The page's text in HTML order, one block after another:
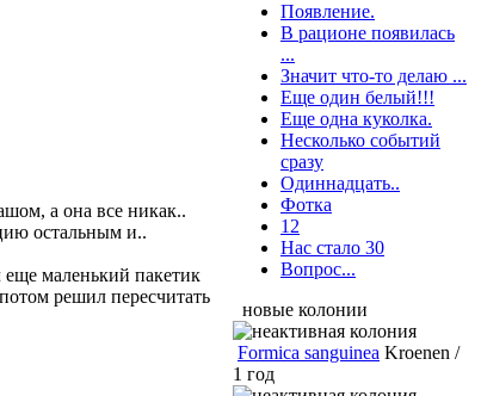
а она все никак..
остальным и..
еще маленький пакетик
решил пересчитать
Появление.
В рационе появилась
...
Значит что-то делаю ...
Еще один белый!!!
Еще одна куколка.
Несколько событий
сразу
Одиннадцать..
Фотка
12
Нас стало 30
Вопрос...
новые колонии
Formica sanguinea Kroenen /
1 год